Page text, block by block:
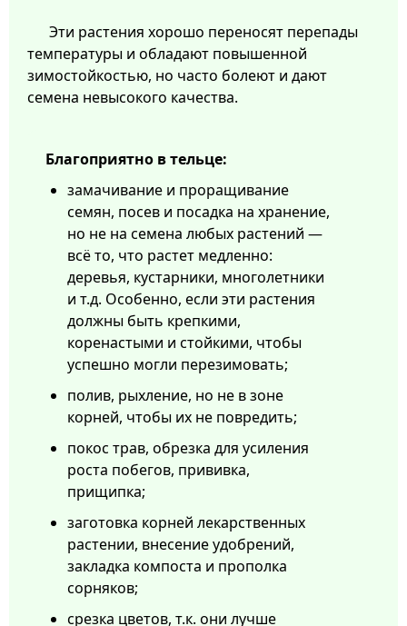
Эти растения хорошо переносят перепады
температуры и обладают повышенной
зимостойкостью, но часто болеют и дают
семена невысокого качества.
Благоприятно в тельце:
замачивание и проращивание
семян, посев и посадка на хранение,
но не на семена любых растений —
всё то, что растет медленно:
деревья, кустарники, многолетники
и т.д. Особенно, если эти растения
должны быть крепкими,
коренастыми и стойкими, чтобы
успешно могли перезимовать;
полив, рыхление, но не в зоне
корней, чтобы их не повредить;
покос трав, обрезка для усиления
роста побегов, прививка,
прищипка;
заготовка корней лекарственных
растении, внесение удобрений,
закладка компоста и прополка
сорняков;
срезка цветов, т.к. они лучше